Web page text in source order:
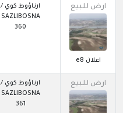
ارض للبيع
اعلان e8
ارناؤوط كوي /
SAZLIBOSNA
360
ارض للبيع
ارناؤوط كوي /
SAZLIBOSNA
361